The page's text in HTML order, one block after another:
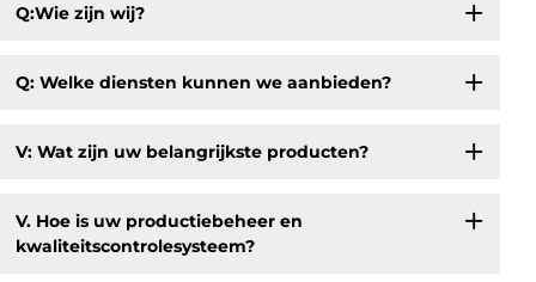
Q:Wie zijn wij?
Q: Welke diensten kunnen we aanbieden?
V: Wat zijn uw belangrijkste producten?
V. Hoe is uw productiebeheer en
kwaliteitscontrolesysteem?